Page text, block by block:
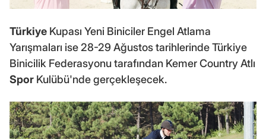
Türkiye Kupası Yeni Biniciler Engel Atlama
Yarışmaları ise 28-29 Ağustos tarihlerinde Türkiye
Binicilik Federasyonu tarafından Kemer Country Atlı
Spor Kulübü'nde gerçekleşecek.